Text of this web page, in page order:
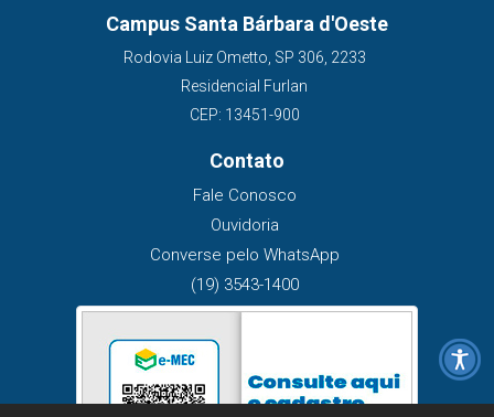
Campus Santa Bárbara d'Oeste
Rodovia Luiz Ometto, SP 306, 2233
Residencial Furlan
CEP: 13451-900
Contato
Fale Conosco
Ouvidoria
Converse pelo WhatsApp
(19) 3543-1400